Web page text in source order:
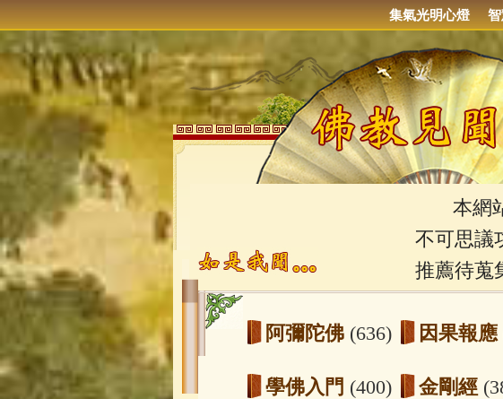
集氣光明心燈
本網站
不可思議
推薦待蒐
阿彌陀佛 (636) 因果報應
學佛入門 (400) 金剛經